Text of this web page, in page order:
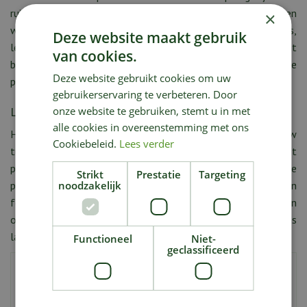
ruiken en toeslaan. Planten die goed beschermd moeten
worden zijn: rozen, stokrozen, chrysanten, geraniums,
leeuwenbekken, duizendschonen, munt, en pruimen. Dit
betekent niet dat plantroest niet toe kan slaan bij andere
planten.
Last van roest op uw planten?
Heeft u met roest besmetten planten gesignaleerd in uw
tuin? Kom dan langs in ons tuincentrum. Wij helpen u van het
probleem af. Of misschien weet u niet goed met welke
plantenziekte uw plant besmet is geraakt. Neem dan een
foto mee van de plant waar u zich zorgen over maakt en
onze experts zullen er even naar kijken. Kom snel bij ons
langs, voor het te laat is!
Deel deze tuintip
Vul uw gegevens in om deze tuintip te delen met een
×
Deze website maakt gebruik
van cookies.
Deze website gebruikt cookies om uw
gebruikerservaring te verbeteren. Door
onze website te gebruiken, stemt u in met
alle cookies in overeenstemming met ons
Cookiebeleid. Lees verder
Strikt
noodzakelijk
Prestatie Targeting
Functioneel
Niet-
geclassificeerd